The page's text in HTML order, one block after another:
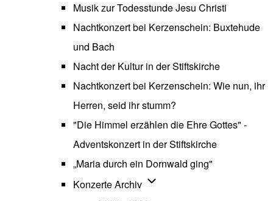
Musik zur Todesstunde Jesu Christi
Nachtkonzert bei Kerzenschein: Buxtehude
und Bach
Nacht der Kultur in der Stiftskirche
Nachtkonzert bei Kerzenschein: Wie nun, ihr
Herren, seid ihr stumm?
"Die Himmel erzählen die Ehre Gottes" -
Adventskonzert in der Stiftskirche
„Maria durch ein Dornwald ging"
Konzerte Archiv Unternavigation von